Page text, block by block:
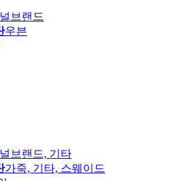
브랜드
우븐
브랜드, 기타
가죽, 기타, 스웨이드